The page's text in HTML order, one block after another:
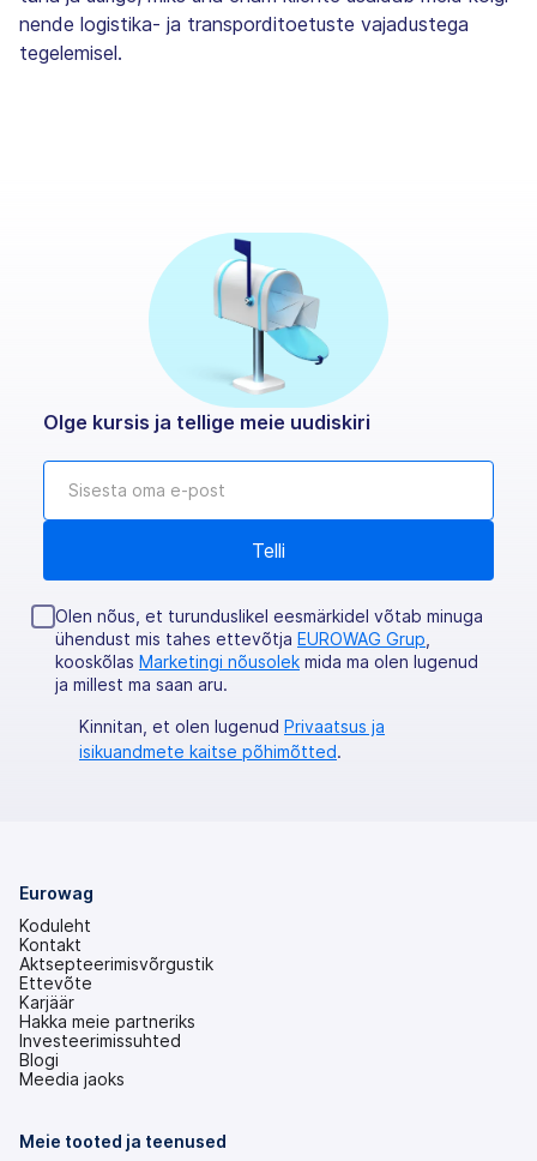
nende logistika- ja transporditoetuste vajadustega
tegelemisel.
Olge kursis ja tellige meie uudiskiri
Olen nõus, et turunduslikel eesmärkidel võtab minuga
ühendust mis tahes ettevõtja EUROWAG Grup
kooskõlas Marketingi nõusolek mida ma olen lugenud
ja millest ma saan aru.
Kinnitan, et olen lugenud Privaatsus ja
isikuandmete kaitse põhimõtted.
Eurowag
Koduleht
Kontakt
Aktsepteerimisvõrgustik
Ettevõte
Karjäär
Hakka meie partneriks
Investeerimissuhted
(avaneb
uuel
Blogi
Meedia jaoks
Meie tooted ja teenused